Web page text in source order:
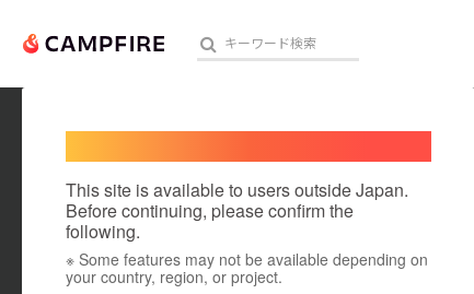
人気のプロジェクト 注目
アート・写真
This site is available to users outside Japan.
Before continuing, please confirm the
following.
※ Some features may not be available depending on
your country, region, or project.
これまで
出身国：日本